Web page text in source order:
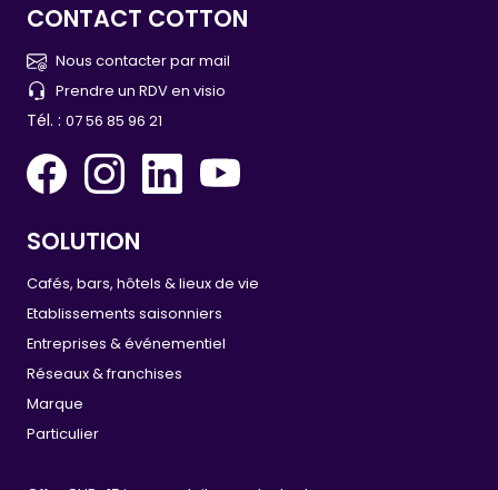
CONTACT COTTON
Nous contacter par mail
Prendre un RDV en visio
Tél. : 07 56 85 96 21
SOLUTION
Cafés, bars, hôtels & lieux de vie
Etablissements saisonniers
Entreprises & événementiel
Réseaux & franchises
Marque
Particulier